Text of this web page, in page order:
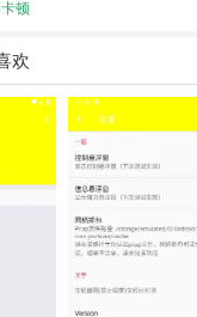
顿
欢